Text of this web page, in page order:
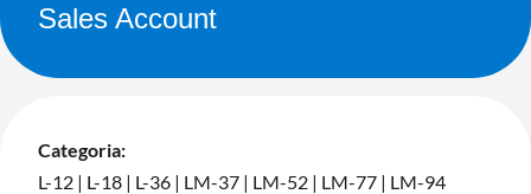
Sales Account
Categoria:
L-12 | L-18 | L-36 | LM-37 | LM-52 | LM-77 | LM-94